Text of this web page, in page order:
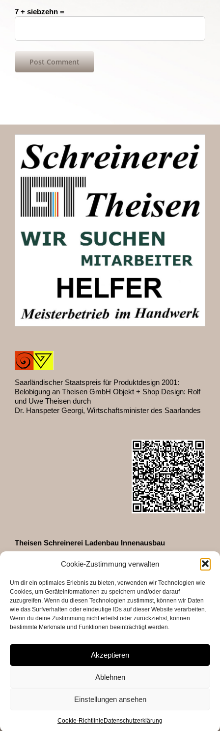
Cookie-Zustimmung verwalten
Um dir ein optimales Erlebnis zu bieten, verwenden wir Technologien wie
Cookies, um Geräteinformationen zu speichern und/oder darauf
zuzugreifen. Wenn du diesen Technologien zustimmst, können wir Daten
wie das Surfverhalten oder eindeutige IDs auf dieser Website verarbeiten.
Wenn du deine Zustimmung nicht erteilst oder zurückziehst, können
bestimmte Merkmale und Funktionen beeinträchtigt werden.
Akzeptieren
Ablehnen
Einstellungen ansehen
Cookie-Richtlinie Datenschutzerklärung
7 + siebzehn =
Saarländischer Staatspreis für Produktdesign 2001:
Belobigung an Theisen GmbH Objekt + Shop Design: Rolf
und Uwe Theisen durch
Dr. Hanspeter Georgi, Wirtschaftsminister des Saarlandes
Theisen Schreinerei Ladenbau Innenausbau
GmbH & Co. KG
D-66740 Saarlouis
Telefon 06831 - 460027
Fax 06831 - 48618
info@theisen-shopdesign.de
Öffnungszeiten
Weitere Termine nach Absprache sind gerne möglich
Copyright 2018 THEISEN Ladenbau | Innenausbau GmbH & Co. KG